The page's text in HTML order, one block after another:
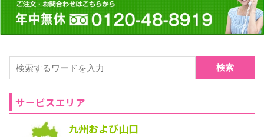
検索
サービスエリア
九州および山口